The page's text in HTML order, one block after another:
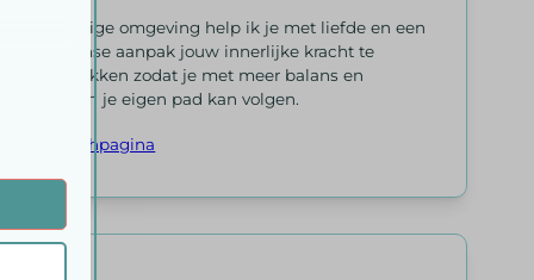
In een veilige omgeving help ik je met liefde en een
no-nonsense aanpak jouw innerlijke kracht te
(her)ontdekken zodat je met meer balans en
vertrouwen je eigen pad kan volgen.
Naar coachpagina